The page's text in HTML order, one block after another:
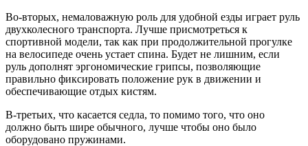
Во-вторых, немаловажную роль для удобной езды играет руль
двухколесного транспорта. Лучше присмотреться к
спортивной модели, так как при продолжительной прогулке
на велосипеде очень устает спина. Будет не лишним, если
руль дополнят эргономические грипсы, позволяющие
правильно фиксировать положение рук в движении и
обеспечивающие отдых кистям.
В-третьих, что касается седла, то помимо того, что оно
должно быть шире обычного, лучше чтобы оно было
оборудовано пружинами.